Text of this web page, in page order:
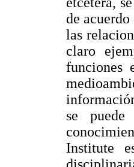
de
las
claro
funciones
se
Institute